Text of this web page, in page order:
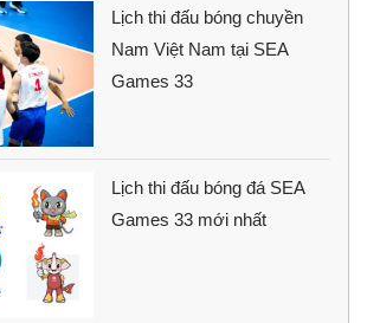
Lịch thi đấu bóng chuyền
Nam Việt Nam tại SEA
Games 33
Lịch thi đấu bóng đá SEA
Games 33 mới nhất